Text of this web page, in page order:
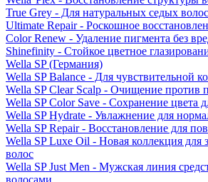
True Grey - Для натуральных седых волос
Ultimate Repair - Роскошное
Color Renew - Удаление пигмента без
Shinefinity - Стойкое цветное
Wella SP (Германия)
Wella SP Balance - Для чувствительной
Wella SP Clear Scalp - Очищение против
Wella SP Color Save - Сохранение цвета
Wella SP Hydrate - Увлажнение для
Wella SP Repair - Восстановление для
Wella SP Luxe Oil - Новая коллекция для
волос
Wella SP Just Men - Мужская линия
волосами